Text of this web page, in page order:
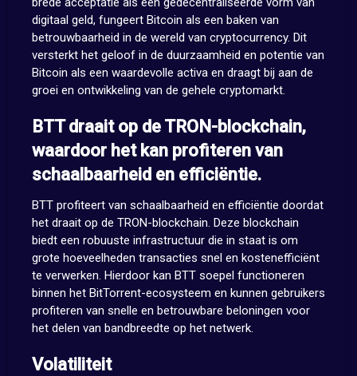
digitaal geld, fungeert Bitcoin als een baken van
betrouwbaarheid in de wereld van cryptocurrency. Dit
versterkt het geloof in de duurzaamheid en potentie van
Bitcoin als een waardevolle activa en draagt bij aan de
groei en ontwikkeling van de gehele cryptomarkt.
BTT draait op de TRON-blockchain,
waardoor het kan profiteren van
schaalbaarheid en efficiëntie.
BTT profiteert van schaalbaarheid en efficiëntie doordat
het draait op de TRON-blockchain. Deze blockchain
biedt een robuuste infrastructuur die in staat is om
grote hoeveelheden transacties snel en kostenefficiënt
te verwerken. Hierdoor kan BTT soepel functioneren
binnen het BitTorrent-ecosysteem en kunnen gebruikers
profiteren van snelle en betrouwbare beloningen voor
het delen van bandbreedte op het netwerk.
Volatiliteit